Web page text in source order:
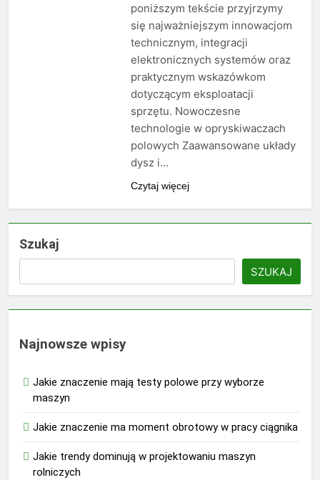
poniższym tekście przyjrzymy
się najważniejszym innowacjom
technicznym, integracji
elektronicznych systemów oraz
praktycznym wskazówkom
dotyczącym eksploatacji
sprzętu. Nowoczesne
technologie w opryskiwaczach
polowych Zaawansowane układy
dysz i…
Czytaj więcej
Szukaj
SZUKAJ
Najnowsze wpisy
Jakie znaczenie mają testy polowe przy wyborze
maszyn
Jakie znaczenie ma moment obrotowy w pracy ciągnika
Jakie trendy dominują w projektowaniu maszyn
rolniczych